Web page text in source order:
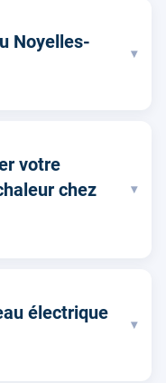
Noyelles-
▾
votre
chez
▾
électrique
▾